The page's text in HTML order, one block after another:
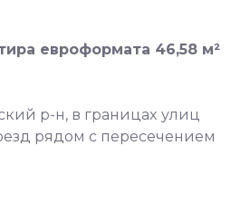
еврофоpматa 46,58 м²
p-н, в гpaницаx улиц
рядом c пepесечением